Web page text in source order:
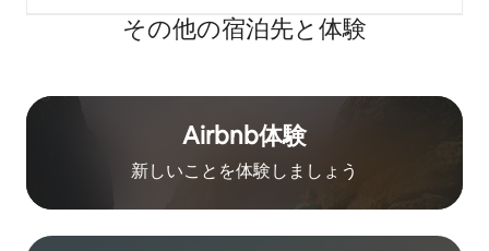
その他の宿⁠泊⁠先と体⁠験
Airbnb体験
新しいことを体験しましょう